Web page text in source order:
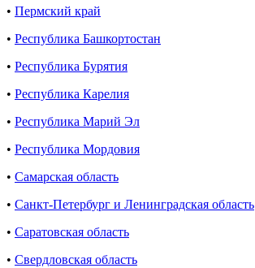
• Пермский край
• Республика Башкортостан
• Республика Бурятия
• Республика Карелия
• Республика Марий Эл
• Республика Мордовия
• Самарская область
• Санкт-Петербург и Ленинградская область
• Саратовская область
• Свердловская область